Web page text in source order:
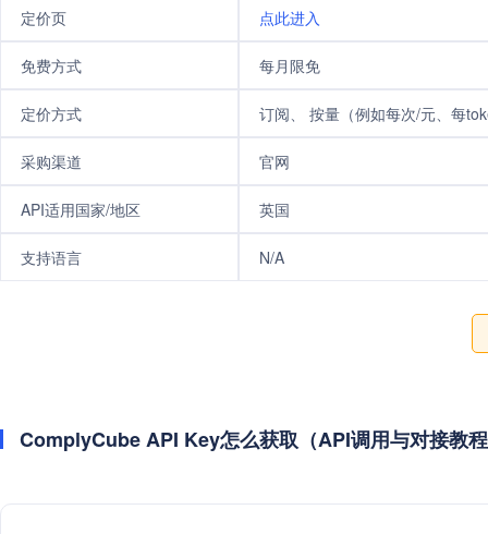
定价页 点此进入
免费方式 每月限免
定价方式 订阅、 按量（例如每次/元、每
采购渠道 官网
API适用国家/地区 英国
支持语言 N/A
ComplyCube API Key怎么获取（API调用与对接教